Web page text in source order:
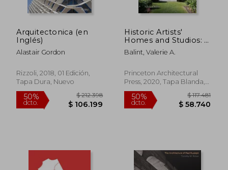
50%
dcto. $ 93.543
40%
dcto.
$
$
Arquitectonica (en
Inglés)
Alastair Gordon
Rizzoli, 2018, 01 Edición,
Tapa Dura, Nuevo
Historic Artists'
Homes and Studios: A
Guide (en Inglés)
Balint, Valerie A.
Princeton Architectural
Press, 2020, Tapa Blanda,
Nuevo